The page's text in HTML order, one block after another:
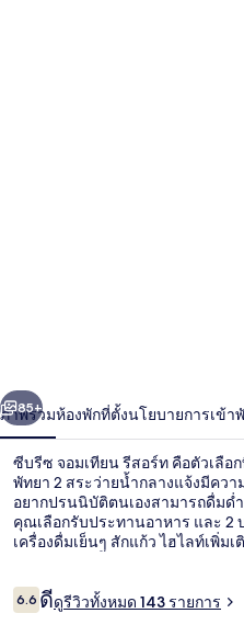
รีสอร์ท
า
ถัดไป
85+
ภาพรวมห้องพักที่ตั้งนโยบายการเข้า
ซีบรีซ จอมเทียน รีสอร์ท คือตัวเลื
พัทยา 2 สระว่ายน้ำกลางแจ้งมีคว
อยากปรนนิบัติตนเองสามารถดื่มด่
คุณเลือกรับประทานอาหาร และ 2
เครื่องดื่มเย็นๆ สักแก้ว ไฮไลท์เพิ่ม
รีวิว
6.66.6 จาก 10
ดีดูรีวิวทั้งหมด 143 รายการ